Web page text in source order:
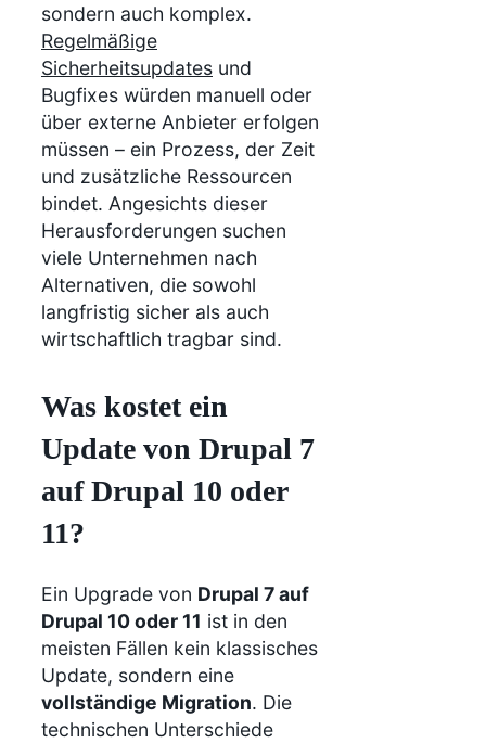
sondern auch komplex.
Regelmäßige
Sicherheitsupdates und
Bugfixes würden manuell oder
über externe Anbieter erfolgen
müssen – ein Prozess, der Zeit
und zusätzliche Ressourcen
bindet. Angesichts dieser
Herausforderungen suchen
viele Unternehmen nach
Alternativen, die sowohl
langfristig sicher als auch
wirtschaftlich tragbar sind.
Was kostet ein
Update von Drupal 7
auf Drupal 10 oder
11?
Ein Upgrade von Drupal 7 auf
Drupal 10 oder 11 ist in den
meisten Fällen kein klassisches
Update, sondern eine
vollständige Migration. Die
technischen Unterschiede